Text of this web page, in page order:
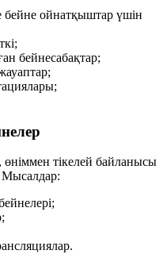
бейне ойнатқыштар үшін
бейнесабақтар;
тікелей байланысы